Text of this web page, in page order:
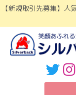
Skip
content
【新規取引先募集】人